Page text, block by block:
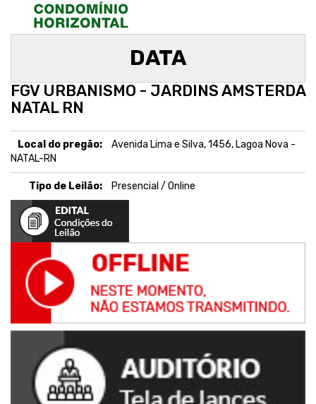
DATA
FGV URBANISMO - JARDINS AMSTERDA
NATAL RN
Local do pregão:
Avenida Lima e Silva, 1456, Lagoa Nova -
NATAL-RN
Tipo de Leilão: Presencial / Online